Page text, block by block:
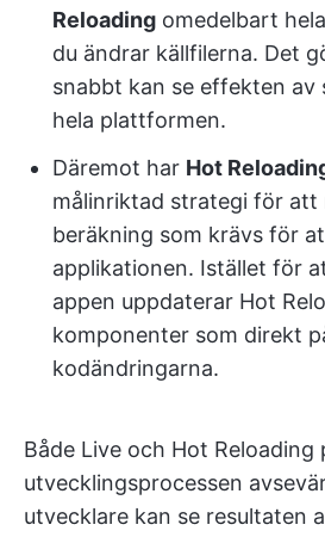
Reloading omedelbart
du ändrar källfilerna. Det
snabbt kan se effekten av
hela plattformen.
Däremot har Hot
målinriktad strategi för att
beräkning som krävs för
applikationen. Istället för
appen uppdaterar Hot
komponenter som direkt
kodändringarna.
Både Live och Hot Reloading
utvecklingsprocessen
utvecklare kan se resultaten